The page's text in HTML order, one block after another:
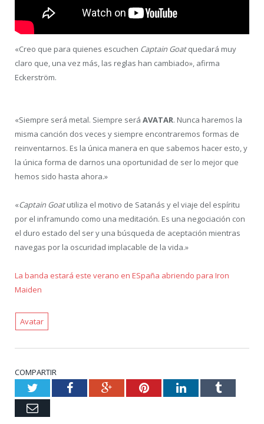
«Creo que para quienes escuchen Captain Goatquedará muy
claro que, una vez más, las reglas han cambiado», afirma
Eckerström.
«Siempre será metal. Siempre será AVATAR. Nunca haremos la
misma canción dos veces y siempre encontraremos formas de
reinventarnos. Es la única manera en que sabemos hacer esto, y
la única forma de darnos una oportunidad de ser lo mejor que
hemos sido hasta ahora.»
«Captain Goatutiliza el motivo de Satanás y el viaje del espíritu
por el inframundo como una meditación. Es una negociación con
el duro estado del ser y una búsqueda de aceptación mientras
navegas por la oscuridad implacable de la vida.»
La banda estará este verano en ESpaña abriendo para Iron
Maiden
Avatar
COMPARTIR
TwitterFacebookGoogle+PinterestLinkedInTumblr
Email